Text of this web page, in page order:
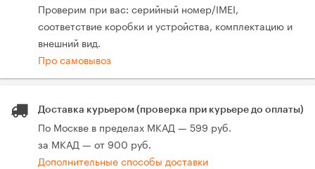
Проверим при вас: серийный номер/IMEI,
соответствие коробки и устройства, комплектацию и
внешний вид.
Про самовывоз
Доставка курьером (проверка при курьере до оплаты)
По Москве в пределах МКАД — 599 руб.
за МКАД — от 900 руб.
Дополнительные способы доставки